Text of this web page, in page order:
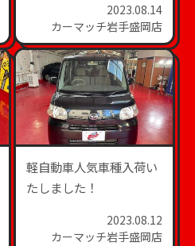
2023.08.14
カーマッチ岩手盛岡店
軽自動車人気車種入荷い
たしました！
2023.08.12
カーマッチ岩手盛岡店